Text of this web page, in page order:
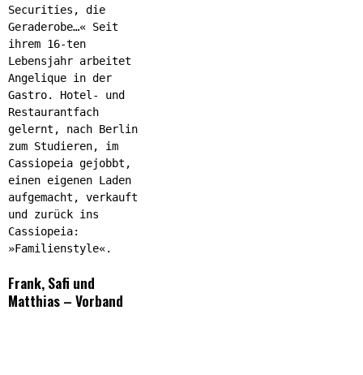
Securities, die
Geraderobe…« Seit
ihrem 16-ten
Lebensjahr arbeitet
Angelique in der
Gastro. Hotel- und
Restaurantfach
gelernt, nach Berlin
zum Studieren, im
Cassiopeia gejobbt,
einen eigenen Laden
aufgemacht, verkauft
und zurück ins
Cassiopeia:
»Familienstyle«.
Frank, Safi und
Matthias – Vorband